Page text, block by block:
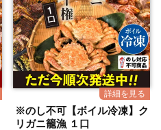
※のし不可【ボイル冷凍】ク
リガニ籠漁 １口